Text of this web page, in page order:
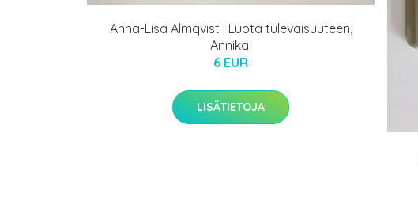
Anna-Lisa Almqvist : Luota tulevaisuuteen,
Annika!
6 EUR
LISÄTIETOJA